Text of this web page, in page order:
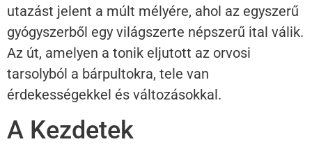
utazást jelent a múlt mélyére, ahol az egyszerű
gyógyszerből egy világszerte népszerű ital válik.
Az út, amelyen a tonik eljutott az orvosi
tarsolyból a bárpultokra, tele van
érdekességekkel és változásokkal.
A Kezdetek